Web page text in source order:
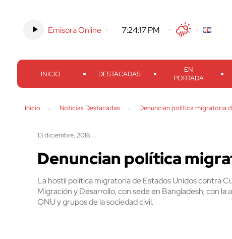
Emisora Online 7:24:18 PM TwitterFacebook
Threads
INICIO DESTACADAS
EN
PORTADA
Inicio Noticias Destacadas Denuncian política migratoria
13 diciembre, 2016
Denuncian política
La hostil política migratoria de Estados Unidos contra
Migración y Desarrollo, con sede en Bangladesh, con la
ONU y grupos de la sociedad civil.